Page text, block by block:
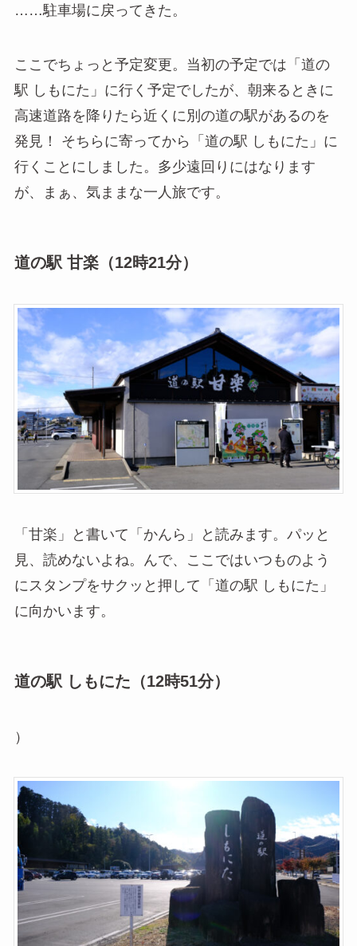
……駐車場に戻ってきた。
ここでちょっと予定変更。当初の予定では「道の
駅 しもにた」に行く予定でしたが、朝来るときに
高速道路を降りたら近くに別の道の駅があるのを
発見！ そちらに寄ってから「道の駅 しもにた」に
行くことにしました。多少遠回りにはなります
が、まぁ、気ままな一人旅です。
道の駅 甘楽（12時21分）
「甘楽」と書いて「かんら」と読みます。パッと
見、読めないよね。んで、ここではいつものよう
にスタンプをサクッと押して「道の駅 しもにた」
に向かいます。
道の駅 しもにた（12時51分）
）